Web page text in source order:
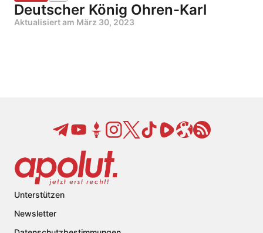
Deutscher König Ohren-Karl
Aktualisiert am März 30, 2023
Unterstützen
Newsletter